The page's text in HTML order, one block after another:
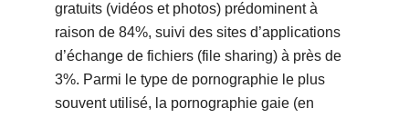
gratuits (vidéos et photos) prédominent à
raison de 84%, suivi des sites d’applications
d’échange de fichiers (file sharing) à près de
3%. Parmi le type de pornographie le plus
souvent utilisé, la pornographie gaie (en